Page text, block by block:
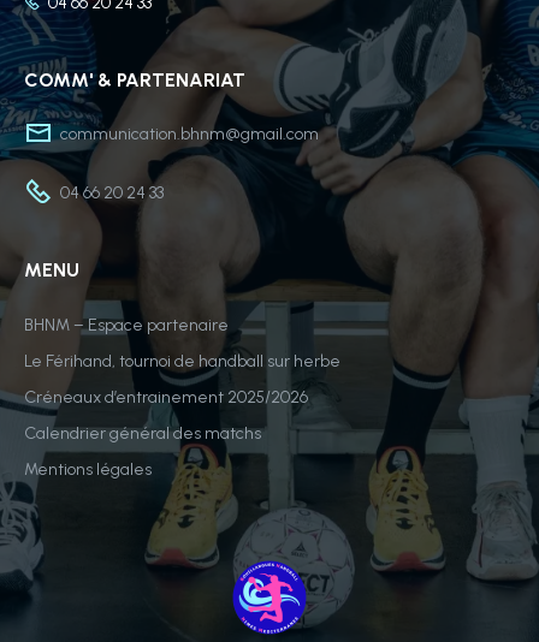
COMM' & PARTENARIAT
communication.bhnm@gmail.com
04 66 20 24 33
MENU
BHNM – Espace partenaire
Le Férihand, tournoi de handball sur herbe
Créneaux d’entrainement 2025/2026
Calendrier général des matchs
Mentions légales